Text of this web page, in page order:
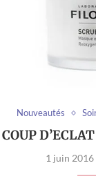
Nouveautés
COUP
1 juin 2016